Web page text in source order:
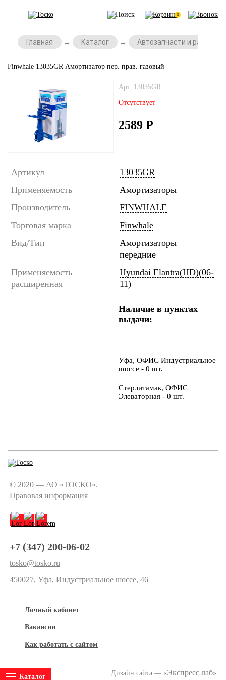
0
Главная Каталог Автозапчасти и
Finwhale 13035GR Амортизатор пер. прав. газовый
Арт. 13035GR
Отсутствует
2589 Р
Артикул
13035GR
Применяемость
Амортизаторы
Производитель
FINWHALE
Торговая марка
Finwhale
Вид/Тип
Амортизаторы
передние
Применяемость
расширенная
Hyundai Elantra(HD)(06-
11)
Наличие в пунктах
выдачи:
Уфа, ОФИС Индустриальное
шоссе - 0 шт.
Стерлитамак, ОФИС
Элеваторная - 0 шт.
© 2020 — АО «ТОСКО».
Правовая информация
+7 (347) 200-06-02
tosko@tosko.ru
450027, Уфа, Индустриальное шоссе, 46
Личный кабинет
Вакансии
Как работать с сайтом
Дизайн сайта — «Экспресс лаб»
Каталог